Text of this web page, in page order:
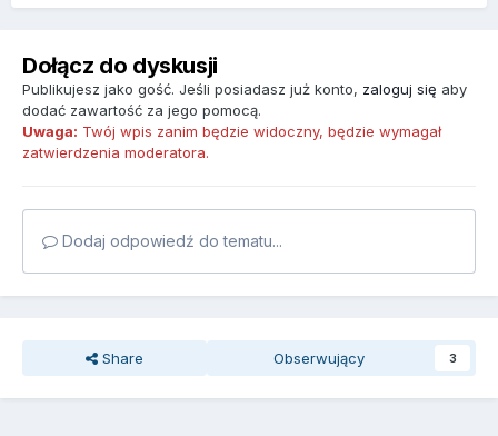
Dołącz do dyskusji
Publikujesz jako gość. Jeśli posiadasz już konto, zaloguj się aby
dodać zawartość za jego pomocą.
Uwaga: Twój wpis zanim będzie widoczny, będzie wymagał
zatwierdzenia moderatora.
Dodaj odpowiedź do tematu...
Share Obserwujący 3